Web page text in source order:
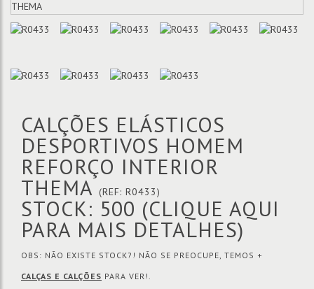
CALÇÕES ELÁSTICOS
DESPORTIVOS HOMEM
REFORÇO INTERIOR
THEMA(REF: R0433)
STOCK: 500 (CLIQUE AQUI
PARA MAIS DETALHES)
OBS: NÃO EXISTE STOCK?! NÃO SE PREOCUPE, TEMOS +
CALÇAS E CALÇÕES PARA VER!.